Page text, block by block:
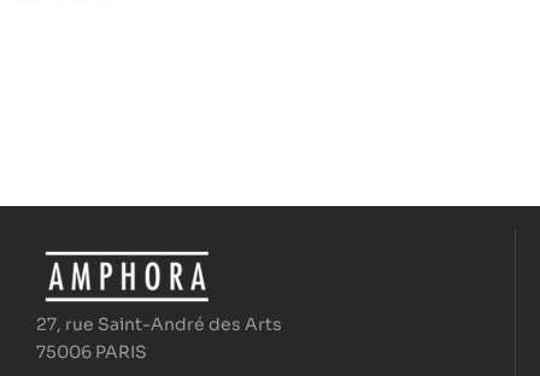
27, rue Saint-André des Arts
75006 PARIS